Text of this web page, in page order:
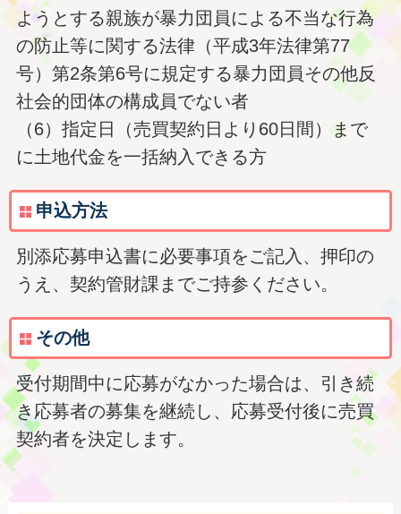
ようとする親族が暴力団員による不当な行為
の防止等に関する法律（平成3年法律第77
号）第2条第6号に規定する暴力団員その他反
社会的団体の構成員でない者
（6）指定日（売買契約日より60日間）まで
に土地代金を一括納入できる方
申込方法
別添応募申込書に必要事項をご記入、押印の
うえ、契約管財課までご持参ください。
その他
受付期間中に応募がなかった場合は、引き続
き応募者の募集を継続し、応募受付後に売買
契約者を決定します。